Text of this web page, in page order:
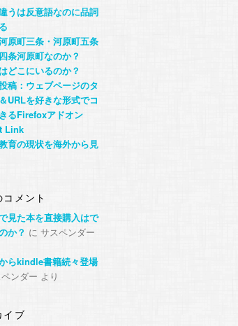
うは反意語なのに品詞
原町三条・河原町五条
条河原町なのか？
どこにいるのか？
稿：ウェブページのタ
URLを好きな形式でコ
るFirefoxアドオン
Link
育の現状を海外から見
メント
見た本を直接購入はで
か？ に サスペンダー
らkindle書籍続々登場
ンダー より
イブ